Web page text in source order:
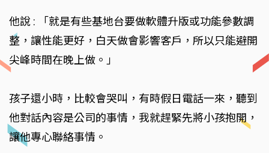
他說 : 「就是有些基地台要做軟體升版或功能參數調
整，讓性能更好，白天做會影響客戶，所以只能避開
尖峰時間在晚上做。」
孩子還小時，比較會哭叫，有時假日電話一來，聽到
他對話內容是公司的事情，我就趕緊先將小孩抱開，
讓他專心聯絡事情。